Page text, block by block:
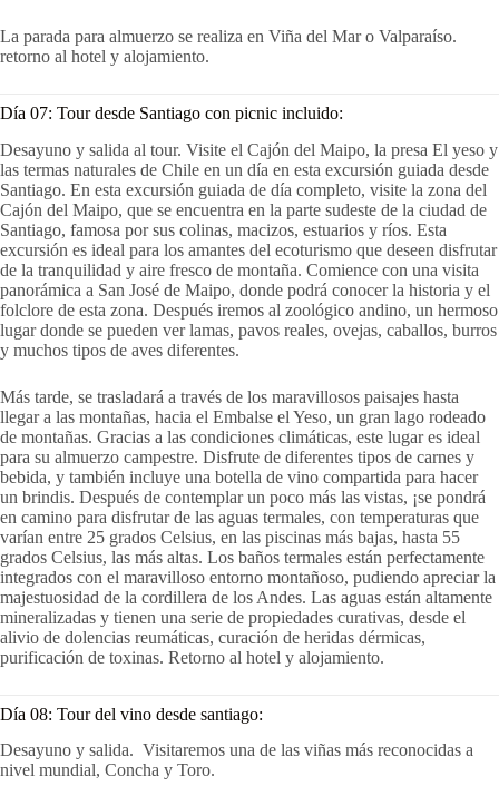
La parada para almuerzo se realiza en Viña del Mar o Valparaíso.
retorno al hotel y alojamiento.
Día 07: Tour desde Santiago con picnic incluido:
Desayuno y salida al tour. Visite el Cajón del Maipo, la presa El yeso y
las termas naturales de Chile en un día en esta excursión guiada desde
Santiago. En esta excursión guiada de día completo, visite la zona del
Cajón del Maipo, que se encuentra en la parte sudeste de la ciudad de
Santiago, famosa por sus colinas, macizos, estuarios y ríos. Esta
excursión es ideal para los amantes del ecoturismo que deseen disfrutar
de la tranquilidad y aire fresco de montaña. Comience con una visita
panorámica a San José de Maipo, donde podrá conocer la historia y el
folclore de esta zona. Después iremos al zoológico andino, un hermoso
lugar donde se pueden ver lamas, pavos reales, ovejas, caballos, burros
y muchos tipos de aves diferentes.
Más tarde, se trasladará a través de los maravillosos paisajes hasta
llegar a las montañas, hacia el Embalse el Yeso, un gran lago rodeado
de montañas. Gracias a las condiciones climáticas, este lugar es ideal
para su almuerzo campestre. Disfrute de diferentes tipos de carnes y
bebida, y también incluye una botella de vino compartida para hacer
un brindis. Después de contemplar un poco más las vistas, ¡se pondrá
en camino para disfrutar de las aguas termales, con temperaturas que
varían entre 25 grados Celsius, en las piscinas más bajas, hasta 55
grados Celsius, las más altas. Los baños termales están perfectamente
integrados con el maravilloso entorno montañoso, pudiendo apreciar la
majestuosidad de la cordillera de los Andes. Las aguas están altamente
mineralizadas y tienen una serie de propiedades curativas, desde el
alivio de dolencias reumáticas, curación de heridas dérmicas,
purificación de toxinas. Retorno al hotel y alojamiento.
Día 08: Tour del vino desde santiago:
Desayuno y salida. Visitaremos una de las viñas más reconocidas a
nivel mundial, Concha y Toro.